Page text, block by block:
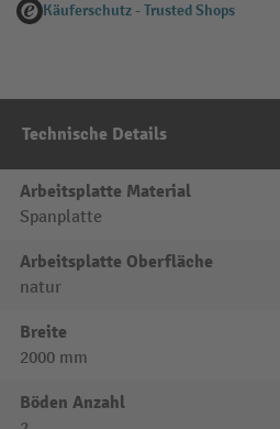
Käuferschutz - Trusted Shops
Technische Details
Arbeitsplatte Material
Spanplatte
Arbeitsplatte Oberfläche
natur
Breite
2000 mm
Böden Anzahl